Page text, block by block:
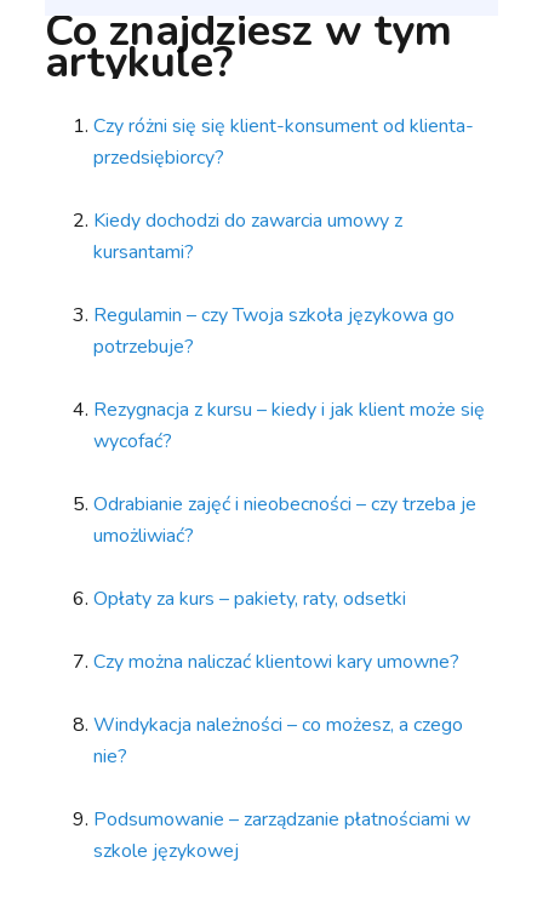
Co znajdziesz w tym
artykule?
Czy różni się się klient-konsument od klienta-
przedsiębiorcy?
Kiedy dochodzi do zawarcia umowy z
kursantami?
Regulamin – czy Twoja szkoła językowa go
potrzebuje?
Rezygnacja z kursu – kiedy i jak klient może się
wycofać?
Odrabianie zajęć i nieobecności – czy trzeba je
umożliwiać?
Opłaty za kurs – pakiety, raty, odsetki
Czy można naliczać klientowi kary umowne?
Windykacja należności – co możesz, a czego
nie?
Podsumowanie – zarządzanie płatnościami w
szkole językowej